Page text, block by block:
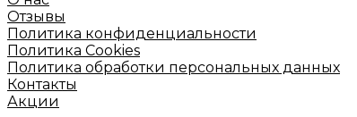
Отзывы
Политика конфиденциальности
Политика Cookies
Политика обработки персональных данных
Контакты
Акции